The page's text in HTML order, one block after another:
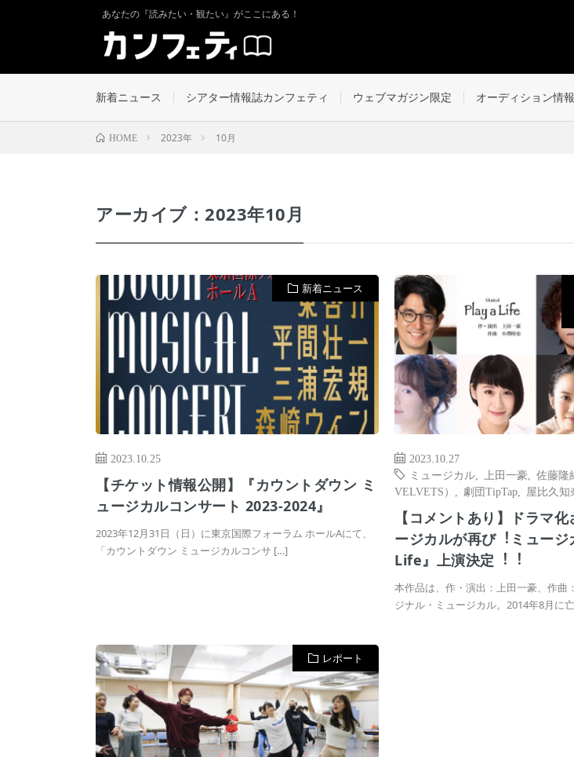
あなたの『読みたい・観たい』がここにある！
新着ニュース シアター情報誌カンフェティ ウェブマガジン限定 オーディション情報
HOME 2023年 10月
アーカイブ：2023年10月
新着ニュース
2023.10.25
【チケット情報公開】『カウントダウン ミ
ュージカルコンサート 2023-2024』
2023年12月31日（日）に東京国際フォーラム ホールAにて、
「カウントダウン ミュージカルコンサ […]
2023.10.27
ミュージカル
上田一豪 ,佐藤隆
VELVETS）
劇団TipTap 屋比久知
【コメントあり】ドラマ
ージカルが再び︕ミュー
Life』上演決定︕︕
本作品は、作・演出：上田一豪、作曲
ジナル・ミュージカル。2014年8月に
レポート